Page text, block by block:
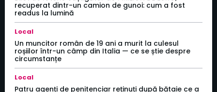
recuperat dintr-un camion de gunoi: cum a fost
readus la lumină
Local
Un muncitor român de 19 ani a murit la culesul
roșiilor într-un câmp din Italia — ce se știe despre
circumstanțe
Local
Patru agenți de penitenciar reținuți după bătaie ce a